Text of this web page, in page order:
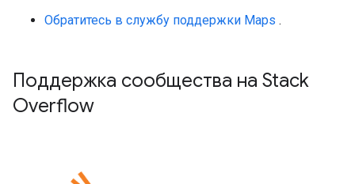
Обратитесь в службу поддержки Maps .
Поддержка сообщества на Stack
Overflow